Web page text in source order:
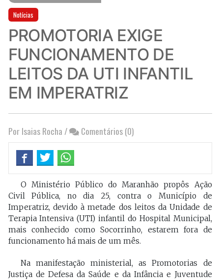
Notícias
PROMOTORIA EXIGE
FUNCIONAMENTO DE
LEITOS DA UTI INFANTIL
EM IMPERATRIZ
Por Isaias Rocha / Comentários (0)
O Ministério Público do Maranhão propôs Ação
Civil Pública, no dia 25, contra o Município de
Imperatriz, devido à metade dos leitos da Unidade de
Terapia Intensiva (UTI) infantil do Hospital Municipal,
mais conhecido como Socorrinho, estarem fora de
funcionamento há mais de um mês.
Na manifestação ministerial, as Promotorias de
Justiça de Defesa da Saúde e da Infância e Juventude